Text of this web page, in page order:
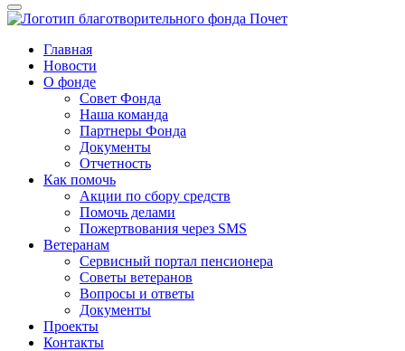
Главная
Новости
О фонде
Совет Фонда
Наша команда
Партнеры Фонда
Документы
Отчетность
Как помочь
Акции по сбору средств
Помочь делами
Пожертвования через SMS
Ветеранам
Сервисный портал пенсионера
Советы ветеранов
Вопросы и ответы
Документы
Проекты
Контакты